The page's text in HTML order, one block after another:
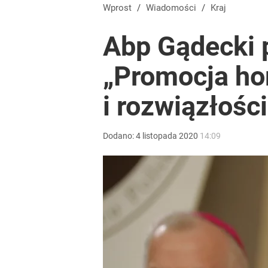
Rzeczniczka MSZ Rosji ostro o słowach
Tego sondażu premier nie może zlekceważyć.
Moskwa znów wygraża Polsce i atakuje
Wprost / Wiadomości / Kraj
Abp Gądecki
„Promocja
i
Dodano:4 listopada 2020 14:09